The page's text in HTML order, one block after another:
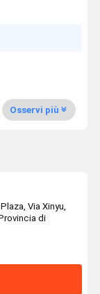
Osservi più
Via Xinyu,
di